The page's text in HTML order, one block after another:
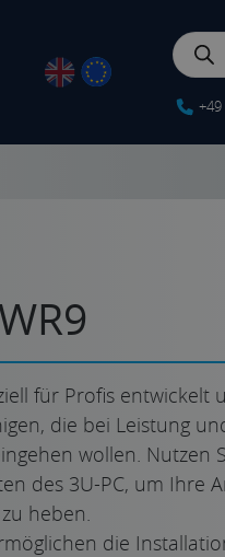
für Profis entwickelt
die bei Leistung
wollen. Nutzen
des 3U-PC, um Ihre
heben.
die